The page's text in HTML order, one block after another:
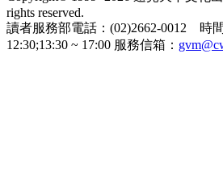
rights reserved.
讀者服務部電話：(02)2662-0012 時
12:30;13:30 ~ 17:00 服務信箱：